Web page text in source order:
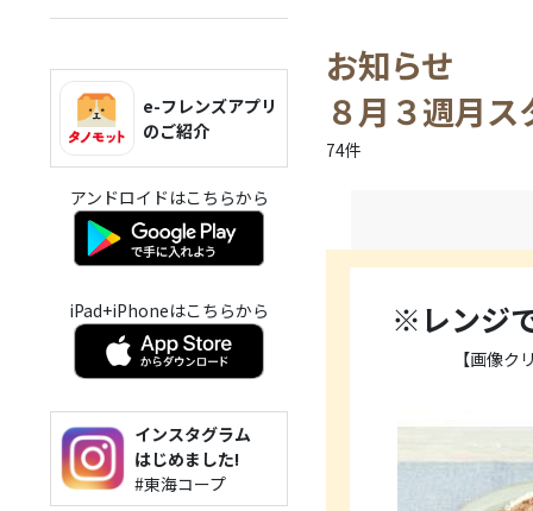
e-フレンズアプリ
のご紹介
アンドロイドはこちらから
iPad+iPhoneはこちらから
インスタグラム
はじめました!
#東海コープ
お知らせ
８月３週月ス
74件
※レンジ
【画像ク